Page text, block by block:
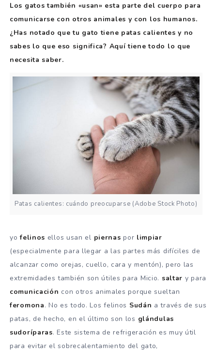
Los gatos también «usan» esta parte del cuerpo para
comunicarse con otros animales y con los humanos.
¿Has notado que tu gato tiene patas calientes y no
sabes lo que eso significa? Aquí tiene todo lo que
necesita saber.
Patas calientes: cuándo preocuparse (Adobe Stock Photo)
yofelinos ellos usan el piernas por limpiar
(especialmente para llegar a las partes más difíciles de
alcanzar como orejas, cuello, cara y mentón), pero las
extremidades también son útiles para Micio. saltar y para
comunicación con otros animales porque sueltan
feromona. No es todo. Los felinos Sudán a través de sus
patas, de hecho, en el último son los glándulas
sudoríparas. Este sistema de refrigeración es muy útil
para evitar el sobrecalentamiento del gato,